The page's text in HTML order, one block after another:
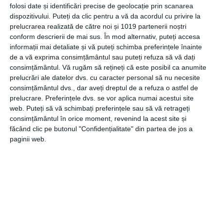
folosi date și identificări precise de geolocație prin scanarea
dispozitivului. Puteți da clic pentru a vă da acordul cu privire la
prelucrarea realizată de către noi și 1019 partenerii noștri
conform descrierii de mai sus. În mod alternativ, puteți accesa
informații mai detaliate și vă puteți schimba preferințele înainte
de a vă exprima consimțământul sau puteți refuza să vă dați
consimțământul. Vă rugăm să rețineți că este posibil ca anumite
prelucrări ale datelor dvs. cu caracter personal să nu necesite
consimțământul dvs., dar aveți dreptul de a refuza o astfel de
prelucrare. Preferințele dvs. se vor aplica numai acestui site
web. Puteți să vă schimbați preferințele sau să vă retrageți
consimțământul în orice moment, revenind la acest site și
făcând clic pe butonul "Confidențialitate" din partea de jos a
paginii web.
ani, sau până la 25 de ani, pentru tinerii care se află în
întreținerea părinților și urmează cursuri de zi în cadrul unei
instituții acreditate MEC.
Asigurările de viață
Nimeni nu știe cât timp are la dispoziție și când își va
încheia parcursul pe această lume, însă te poți asigura că
cei dragi ție vor avea mai puțin de suferit în cazul
decesului tău sau al unui accident care îți poate provoca
invaliditatea. Acest tip de poliță poate fi încheiată de
persoanele cu vârsta cuprinsă între 18 și 74 de ani.